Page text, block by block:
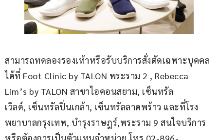
สามารถทดลองรองเท้าหรือรับบริการสั่งตัดเฉพาะบุคคล
ได้ที่ Foot Clinic by TALON พระราม 2 , Rebecca
Lim’s by TALON สาขาไอคอนสยาม, เซ็นทรัล
เวิลด์, เซ็นทรัลปิ่นเกล้า, เซ็นทรัลลาดพร้าว และที่โรง
พยาบาลกรุงเทพ, บำรุงราษฎร์,พระราม 9 สนใจบริการ
หรือต้องการเป็นตัวแทนจำหน่าย โทร 02-896-